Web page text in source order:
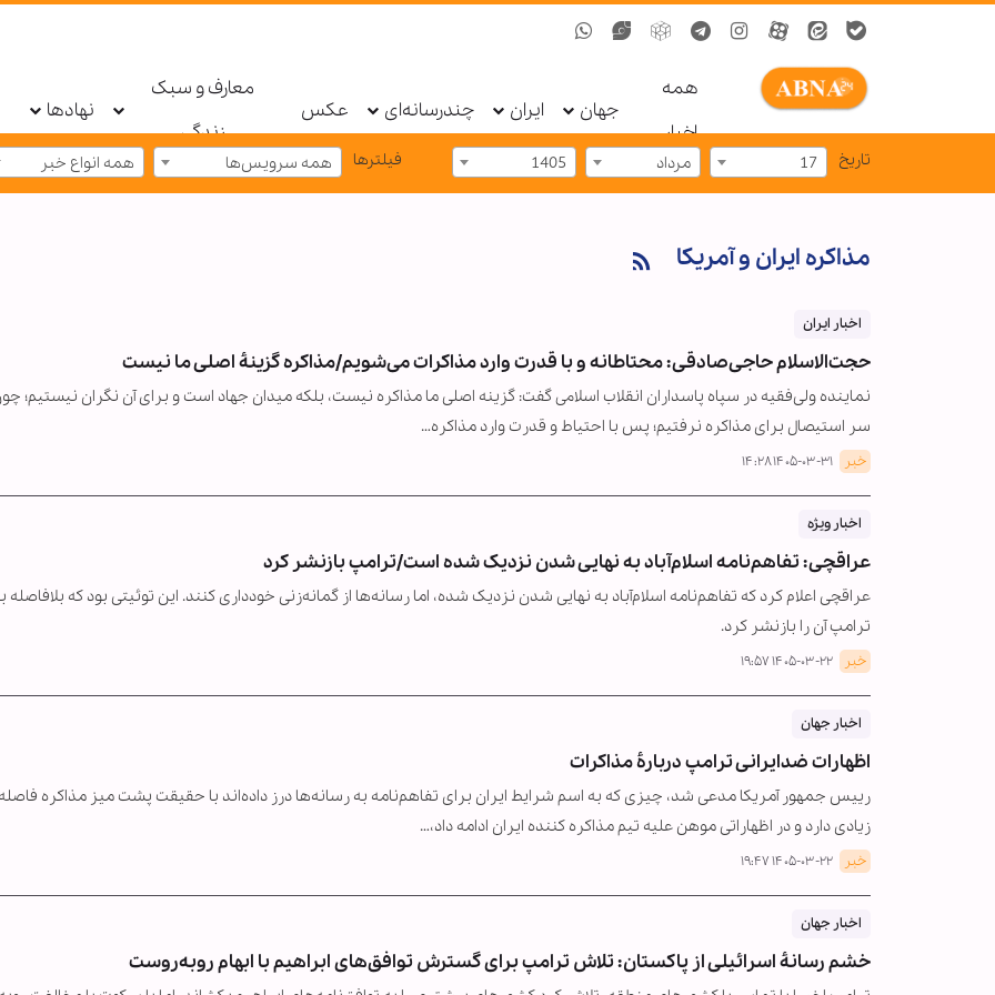
همه
اخبار
جهان ایران چندرسانه‌ای عکس
معارف و سبک
زندگی
نهادها
تاریخ 17 مرداد 1405 فیلترها همه سرویس‌ها همه انواع خبر
مذاکره ایران و آمریکا
اخبار ایران
حجت‌الاسلام حاجی‌صادقی: محتاطانه و با قدرت وارد مذاکرات می‌شویم/مذاکره گزینۀ اصلی ما نیست
نماینده ولی‌فقیه در سپاه پاسداران انقلاب اسلامی گفت: گزینه اصلی ما مذاکره نیست، بلکه میدان جهاد است و برای آن نگران نیستیم؛
سر استیصال برای مذاکره نرفتیم؛ پس با احتیاط و قدرت وارد مذاکره…
خبر ۱۴۰۵-۰۳-۳۱ ۱۴:۲۸
اخبار ویژه
عراقچی: تفاهم‌نامه اسلام‌آباد به نهایی شدن نزدیک شده است/ترامپ بازنشر کرد
عراقچی اعلام کرد که تفاهم‌نامه اسلام‌آباد به نهایی شدن نزدیک شده، اما رسانه‌ها از گمانه‌زنی خودداری کنند. این توئیتی بود که بلافاصله
ترامپ آن را بازنشر کرد.
خبر ۱۴۰۵-۰۳-۲۲ ۱۹:۵۷
اخبار جهان
اظهارات ضدایرانی ترامپ دربارۀ مذاکرات
رییس جمهور آمریکا مدعی شد، چیزی که به اسم شرایط ایران برای تفاهم‌نامه به رسانه‌ها درز داده‌اند با حقیقت پشت میز مذاکره
زیادی دارد و در اظهاراتی موهن علیه تیم مذاکره کننده ایران ادامه داد،…
خبر ۱۴۰۵-۰۳-۲۲ ۱۹:۴۷
اخبار جهان
خشم رسانۀ اسرائیلی از پاکستان: تلاش ترامپ برای گسترش توافق‌های ابراهیم با ابهام روبه‌روست